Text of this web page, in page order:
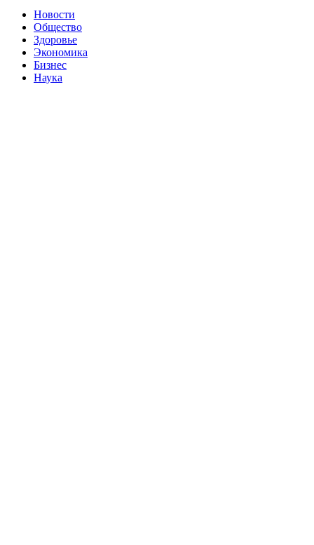
Новости
Общество
Здоровье
Экономика
Бизнес
Наука